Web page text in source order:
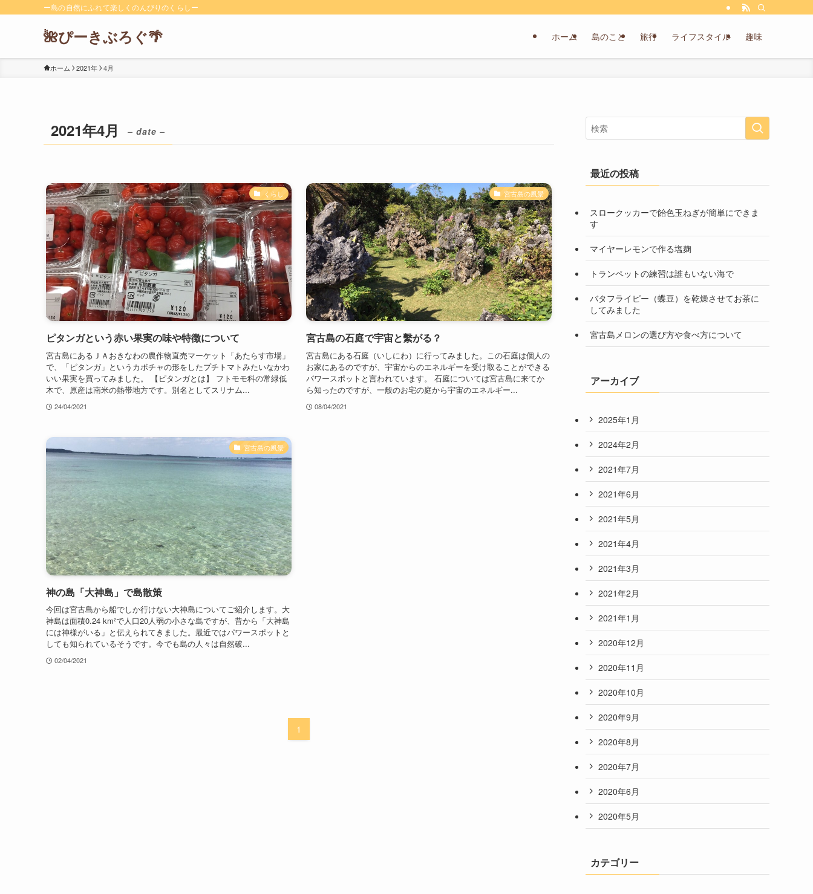
ー島の自然にふれて楽しくのんびりのくらしー
🌺ぴーきぶろぐ🌴 ホーム 島のこと 旅行 ライフスタイル 趣味
ホーム 2021年 4月
2021年4月 – date –
くらし
ピタンガという赤い果実の味や特徴について
宮古島にあるＪＡおきなわの農作物直売マーケット「あたらす市場」
で、「ピタンガ」というカボチャの形をしたプチトマトみたいなかわ
いい果実を買ってみました。 【ピタンガとは】 フトモモ科の常緑低
木で、原産は南米の熱帯地方です。別名としてスリナム...
24/04/2021
宮古島の風景
宮古島の石庭で宇宙と繫がる？
宮古島にある石庭（いしにわ）に行ってみました。この石庭は個人の
お家にあるのですが、宇宙からのエネルギーを受け取ることができる
パワースポットと言われています。 石庭については宮古島に来てか
ら知ったのですが、一般のお宅の庭から宇宙のエネルギー...
08/04/2021
宮古島の風景
神の島「大神島」で島散策
今回は宮古島から船でしか行けない大神島についてご紹介します。大
神島は面積0.24 km²で人口20人弱の小さな島ですが、昔から「大神島
には神様がいる」と伝えられてきました。最近ではパワースポットと
しても知られているそうです。今でも島の人々は自然破...
02/04/2021
1
最近の投稿
スロークッカーで飴色玉ねぎが簡単にできま
す
マイヤーレモンで作る塩麹
トランペットの練習は誰もいない海で
バタフライピー（蝶豆）を乾燥させてお茶に
してみました
宮古島メロンの選び方や食べ方について
アーカイブ
2025年1月
2024年2月
2021年7月
2021年6月
2021年5月
2021年4月
2021年3月
2021年2月
2021年1月
2020年12月
2020年11月
2020年10月
2020年9月
2020年8月
2020年7月
2020年6月
2020年5月
カテゴリー